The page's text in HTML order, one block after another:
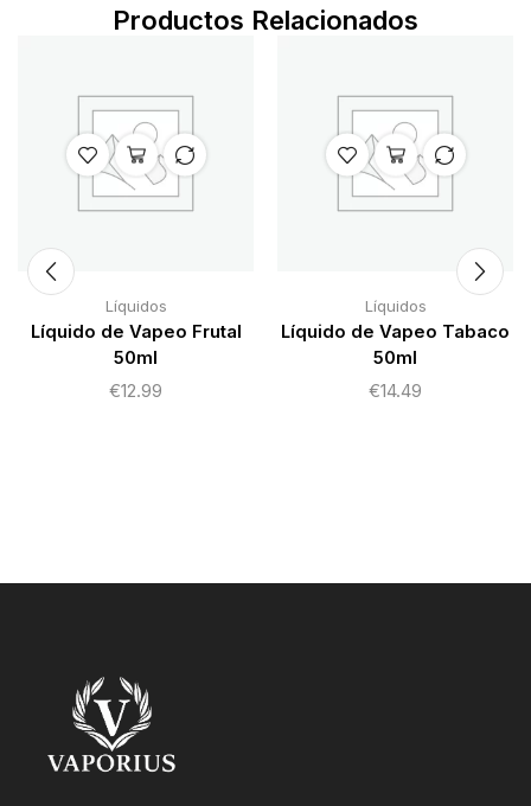
Productos Relacionados
Líquidos
Líquido de Vapeo Frutal
50ml
€12.99
Líquidos
Líquido de Vapeo Tabaco
50ml
€14.49